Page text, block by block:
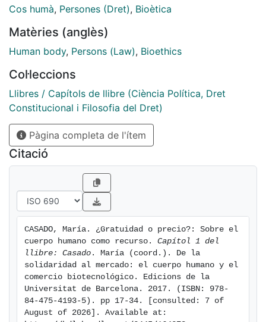
quedan fuera
los esquemas mercantiles,
ya que la pertenencia al mundo civilizado trae consigo
de sostener los principios que han ido marcando
progresivamente
su desarrollo. Esto tiene consecuencias ineludibles
en el ámbito
de la salud y en lo que se refiere a la consideración del
cuerpo humano
y sus componentes en un contexto de privatización
como la persona no es un mero sujeto económico que
se identifique
tampoco las
normas jurídicas son mera gestión de intereses
cotidianos pues, como
garantía de valores compartidos, se sitúan entre la
moral y la política,
que no debe ser una mera administración a la carta, ni
Cos humà, Persones (Dret), Bioètica
Matèries (anglès)
Human body, Persons (Law), Bioethics
Col·leccions
Llibres / Capítols de llibre (Ciència Política, Dret
Constitucional i Filosofia del Dret)
Pàgina completa de l'ítem
Citació
CASADO, María. ¿Gratuidad o precio?: Sobre el
cuerpo humano como recurso. Capítol 1 del
llibre: Casado . María (coord.). De la
solidaridad al mercado: el cuerpo humano y el
comercio biotecnológico. Edicions de la
Universitat de Barcelona. 2017. (ISBN: 978-
84-475-4193-5). pp 17-34. [consulted: 7 of
August of 2026]. Available at: